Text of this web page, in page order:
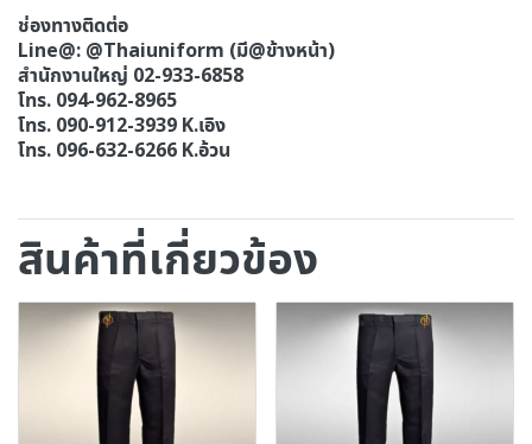
ช่องทางติดต่อ
Line@: @Thaiuniform (มี@ข้างหน้า)
สำนักงานใหญ่ 02-933-6858
โทร. 094-962-8965
โทร. 090-912-3939 K.เอิง
โทร. 096-632-6266 K.อ้วน
สินค้าที่เกี่ยวข้อง